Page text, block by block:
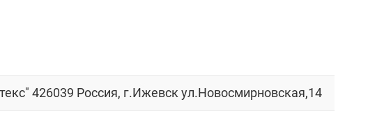
426039 Россия, г.Ижевск ул.Новосмирновская,14